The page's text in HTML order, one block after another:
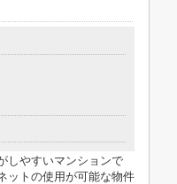
しやすいマンションで
ットの使用が可能な物件